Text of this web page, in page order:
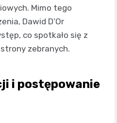
Mimo tego
Dawid D’Or
co spotkało się z
zebranych.
i postępowanie